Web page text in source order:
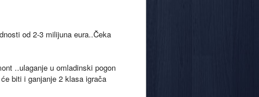
od 2-3 milijuna eura..Čeka
..ulaganje u omladinski pogon
biti i ganjanje 2 klasa igrača